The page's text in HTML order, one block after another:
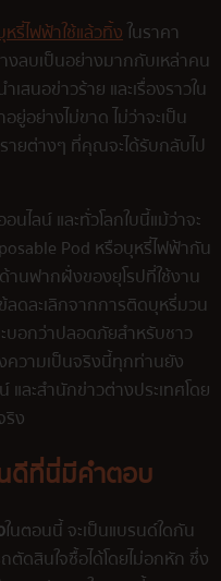
รี่ไฟฟ้าใช้แล้วทิ้งในราคา
ลบเป็นอย่างมากกับเหล่าคน
สนอข่าวร้าย และเรื่องราวใน
อย่างไม่ขาด ไม่ว่าจะเป็น
ยต่างๆ ที่คุณจะได้รับกลับไป
ไลน์ และทั่วโลกใบนี้แม้ว่าจะ
Pod หรือบุหรี่ไฟฟ้ากัน
านฟากฝั่งของยุโรปที่ใช้งาน
ลดละเลิกจากการติดบุหรี่มวน
บอกว่าปลอดภัยสำหรับชาว
ความเป็นจริงนี้ทุกท่านยัง
และสำนักข่าวต่างประเทศโดย
ริง
ดีที่นี่มีคำตอบ
ในตอนนี้ จะเป็นแบรนด์ใดกัน
ตัดสินใจซื้อได้โดยไม่อกหัก ซึ่ง